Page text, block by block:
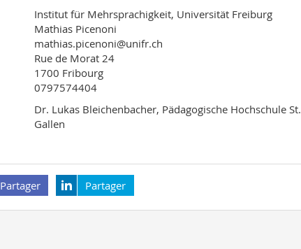
Institut für Mehrsprachigkeit, Universität Freiburg
Mathias Picenoni
mathias.picenoni@unifr.ch
Rue de Morat 24
1700 Fribourg
0797574404
Dr. Lukas Bleichenbacher, Pädagogische Hochschule St.
Gallen
Partager Partager